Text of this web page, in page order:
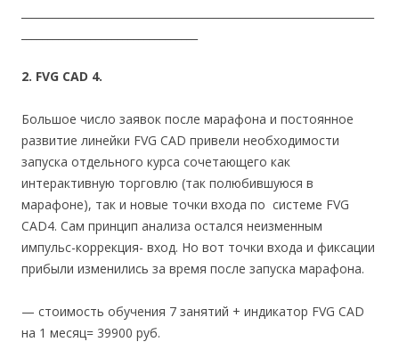
2. FVG CAD 4.
Большое число заявок после марафона и постоянное
развитие линейки FVG CAD привели необходимости
запуска отдельного курса сочетающего как
интерактивную торговлю (так полюбившуюся в
марафоне), так и новые точки входа по системе FVG
CAD4. Сам принцип анализа остался неизменным
импульс-коррекция- вход. Но вот точки входа и фиксации
прибыли изменились за время после запуска марафона.
— стоимость обучения 7 занятий + индикатор FVG CAD
на 1 месяц= 39900 руб.